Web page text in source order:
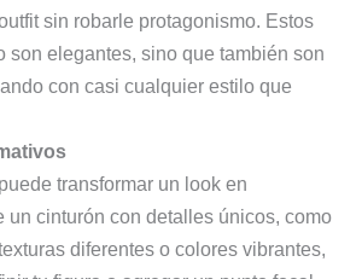
sin robarle protagonismo. Estos
son elegantes, sino que también son
con casi cualquier estilo que
transformar un look en
un cinturón con detalles únicos, como
diferentes o colores vibrantes,